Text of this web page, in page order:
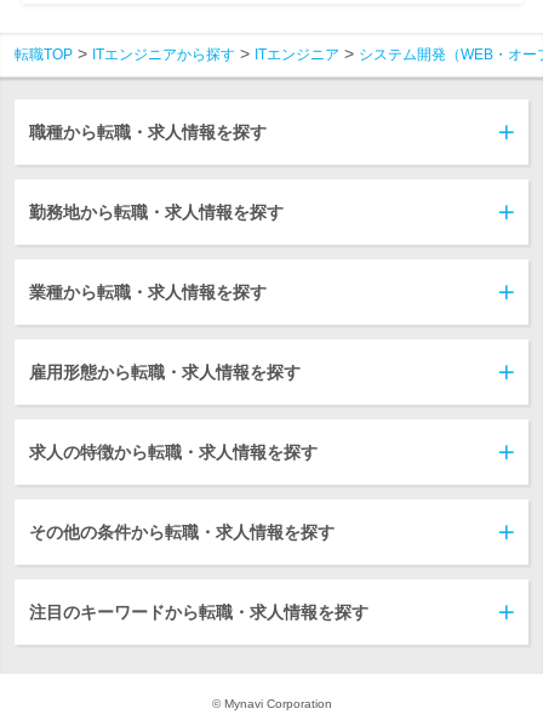
転職TOP ITエンジニアから探す ITエンジニア システム開発（WEB・オ
職種から転職・求人情報を探す
勤務地から転職・求人情報を探す
業種から転職・求人情報を探す
雇用形態から転職・求人情報を探す
求人の特徴から転職・求人情報を探す
その他の条件から転職・求人情報を探す
注目のキーワードから転職・求人情報を探す
© Mynavi Corporation